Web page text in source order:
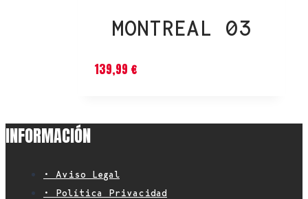
MONTREAL 03
139,99 €
INFORMACIÓN
• Aviso Legal
• Política Privacidad